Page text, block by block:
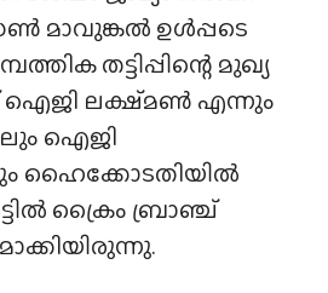
മാവുങ്കൽ ഉൾപ്പടെ
തട്ടിപ്പിന്റെ മുഖ്യ
ലക്ഷ്‌മൺ എന്നും
ഐജി
ഹൈക്കോടതിയിൽ
ക്രൈം ബ്രാഞ്ച്